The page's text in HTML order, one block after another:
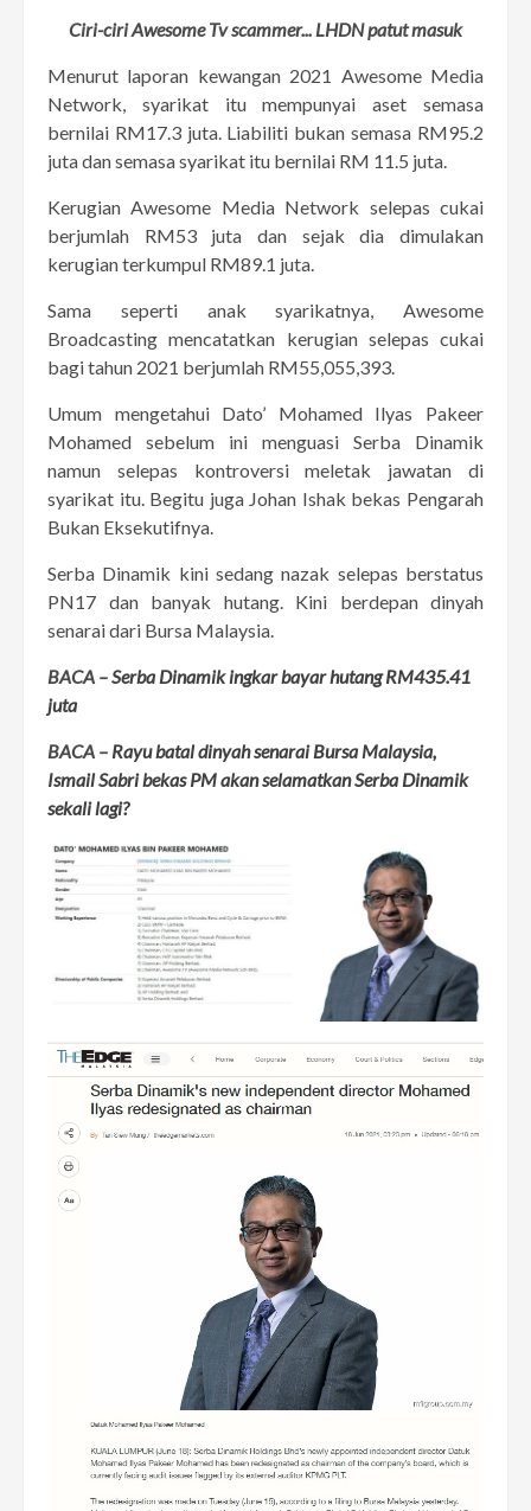
Ciri-ciri Awesome Tv scammer... LHDN patut masuk
Menurut laporan kewangan 2021 Awesome Media
Network, syarikat itu mempunyai aset semasa
bernilai RM17.3 juta. Liabiliti bukan semasa RM95.2
juta dan semasa syarikat itu bernilai RM 11.5 juta.
Kerugian Awesome Media Network selepas cukai
berjumlah RM53 juta dan sejak dia dimulakan
kerugian terkumpul RM89.1 juta.
Sama seperti anak syarikatnya, Awesome
Broadcasting mencatatkan kerugian selepas cukai
bagi tahun 2021 berjumlah RM55,055,393.
Umum mengetahui Dato’ Mohamed Ilyas Pakeer
Mohamed sebelum ini menguasi Serba Dinamik
namun selepas kontroversi meletak jawatan di
syarikat itu. Begitu juga Johan Ishak bekas Pengarah
Bukan Eksekutifnya.
Serba Dinamik kini sedang nazak selepas berstatus
PN17 dan banyak hutang. Kini berdepan dinyah
senarai dari Bursa Malaysia.
BACA –Serba Dinamik ingkar bayar hutang RM435.41
juta
BACA – Rayu batal dinyah senarai Bursa Malaysia,
Ismail Sabri bekas PM akan selamatkan Serba Dinamik
sekali lagi?